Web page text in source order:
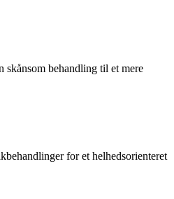
skånsom behandling til et mere
for et helhedsorienteret